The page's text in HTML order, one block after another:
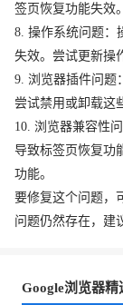
签页恢复功能失效
8. 操作系统问题：
失效。尝试更新操
9. 浏览器插件问题
尝试禁用或卸载这
10. 浏览器兼容性
导致标签页恢复功
功能。
要修复这个问题，
问题仍然存在，建
Google浏览器精